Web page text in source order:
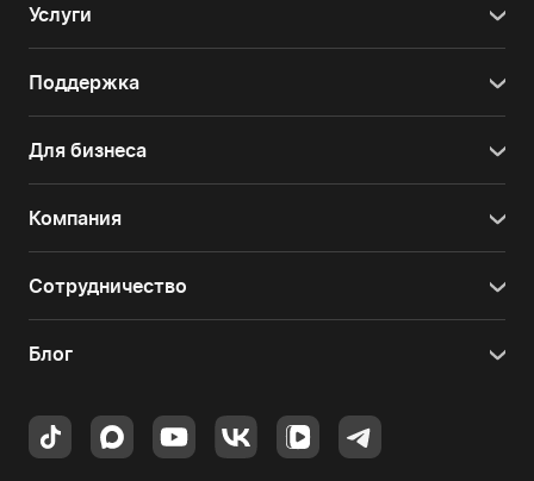
Услуги
Поддержка
Для бизнеса
Компания
Сотрудничество
Блог